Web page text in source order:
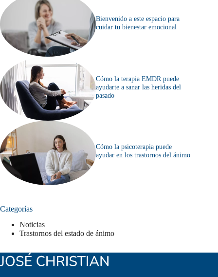
Bienvenido a este espacio para
cuidar tu bienestar emocional
Cómo la terapia EMDR puede
ayudarte a sanar las heridas del
pasado
Cómo la psicoterapia puede
ayudar en los trastornos del ánimo
Categorías
Noticias
Trastornos del estado de ánimo